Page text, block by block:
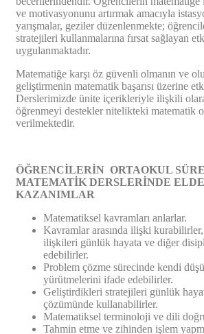
ve motivasyonunu artırmak amacıyla
yarışmalar, geziler düzenlenmekte;
stratejileri kullanmalarına fırsat sağlayan
uygulanmaktadır.
Matematiğe karşı öz güvenli olmanın ve
geliştirmenin matematik başarısı üzerine
Derslerimizde ünite içerikleriyle ilişkili
öğrenmeyi destekler nitelikteki matematik
verilmektedir.
ÖĞRENCİLERİN ORTAOKUL
MATEMATİK DERSLERİNDE
KAZANIMLAR
Matematiksel kavramları anlarlar.
Kavramlar arasında ilişki
ilişkileri günlük hayata ve diğer
edebilirler.
Problem çözme sürecinde kendi
yürütmelerini ifade edebilirler.
Geliştirdikleri stratejileri günlük
çözümünde kullanabilirler.
Matematiksel terminoloji ve dili
Tahmin etme ve zihinden işlem